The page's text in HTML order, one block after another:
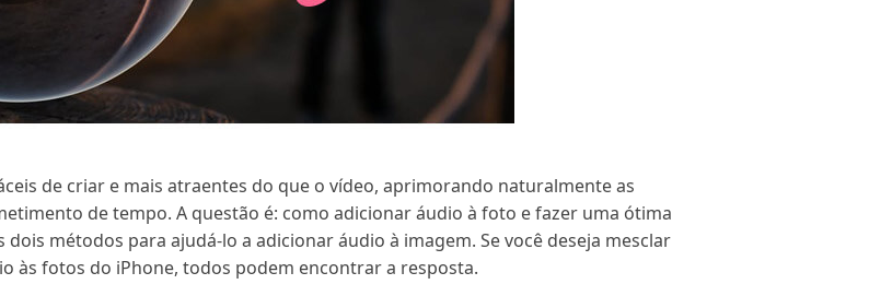
de criar e mais atraentes do que o vídeo, aprimorando naturalmente as
de tempo. A questão é: como adicionar áudio à foto e fazer uma ótima
métodos para ajudá-lo a adicionar áudio à imagem. Se você deseja mesclar
às fotos do iPhone, todos podem encontrar a resposta.